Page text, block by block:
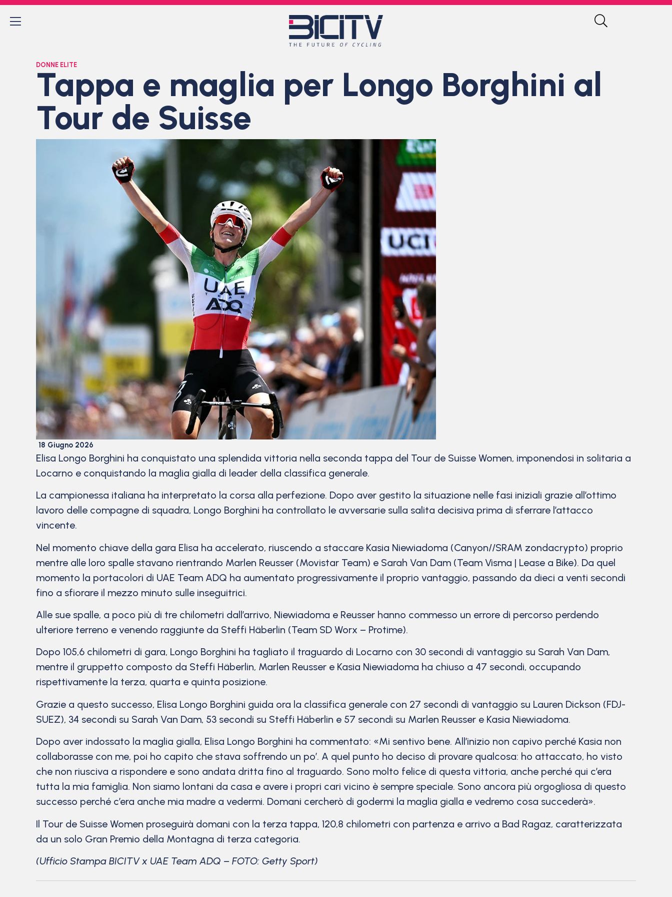
DONNE ELITE
Tappa e maglia per Longo Borghini al
Tour de Suisse
18 Giugno 2026
Elisa Longo Borghini ha conquistato una splendida vittoria nella seconda tappa del Tour de Suisse Women, imponendosi in solitaria a
Locarno e conquistando la maglia gialla di leader della classifica generale.
La campionessa italiana ha interpretato la corsa alla perfezione. Dopo aver gestito la situazione nelle fasi iniziali grazie all’ottimo
lavoro delle compagne di squadra, Longo Borghini ha controllato le avversarie sulla salita decisiva prima di sferrare l’attacco
vincente.
Nel momento chiave della gara Elisa ha accelerato, riuscendo a staccare Kasia Niewiadoma (Canyon//SRAM zondacrypto) proprio
mentre alle loro spalle stavano rientrando Marlen Reusser (Movistar Team) e Sarah Van Dam (Team Visma | Lease a Bike). Da quel
momento la portacolori di UAE Team ADQ ha aumentato progressivamente il proprio vantaggio, passando da dieci a venti secondi
fino a sfiorare il mezzo minuto sulle inseguitrici.
Alle sue spalle, a poco più di tre chilometri dall’arrivo, Niewiadoma e Reusser hanno commesso un errore di percorso perdendo
ulteriore terreno e venendo raggiunte da Steffi Häberlin (Team SD Worx – Protime).
Dopo 105,6 chilometri di gara, Longo Borghini ha tagliato il traguardo di Locarno con 30 secondi di vantaggio su Sarah Van Dam,
mentre il gruppetto composto da Steffi Häberlin, Marlen Reusser e Kasia Niewiadoma ha chiuso a 47 secondi, occupando
rispettivamente la terza, quarta e quinta posizione.
Grazie a questo successo, Elisa Longo Borghini guida ora la classifica generale con 27 secondi di vantaggio su Lauren Dickson (FDJ-
SUEZ), 34 secondi su Sarah Van Dam, 53 secondi su Steffi Häberlin e 57 secondi su Marlen Reusser e Kasia Niewiadoma.
Dopo aver indossato la maglia gialla, Elisa Longo Borghini ha commentato: «Mi sentivo bene. All’inizio non capivo perché Kasia non
collaborasse con me, poi ho capito che stava soffrendo un po’. A quel punto ho deciso di provare qualcosa: ho attaccato, ho visto
che non riusciva a rispondere e sono andata dritta fino al traguardo. Sono molto felice di questa vittoria, anche perché qui c’era
tutta la mia famiglia. Non siamo lontani da casa e avere i propri cari vicino è sempre speciale. Sono ancora più orgogliosa di questo
successo perché c’era anche mia madre a vedermi. Domani cercherò di godermi la maglia gialla e vedremo cosa succederà».
Il Tour de Suisse Women proseguirà domani con la terza tappa, 120,8 chilometri con partenza e arrivo a Bad Ragaz, caratterizzata
da un solo Gran Premio della Montagna di terza categoria.
(Ufficio Stampa BICITV x UAE Team ADQ – FOTO: Getty Sport)